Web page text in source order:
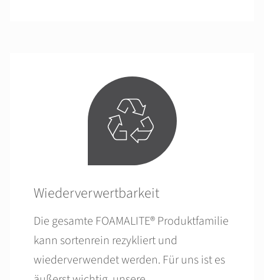
Wiederverwertbarkeit
Die gesamte FOAMALITE® Produktfamilie
kann sortenrein rezykliert und
wiederverwendet werden. Für uns ist es